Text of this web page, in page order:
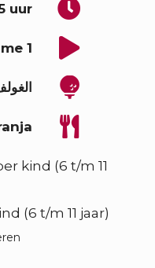
uur
1 lasergame
kind (6 t/m 11
(6 t/m 11 jaar)